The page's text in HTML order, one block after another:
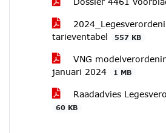
tarieventabel
557 KB
VNG
januari 2024
1 MB
Raadadvies
60 KB